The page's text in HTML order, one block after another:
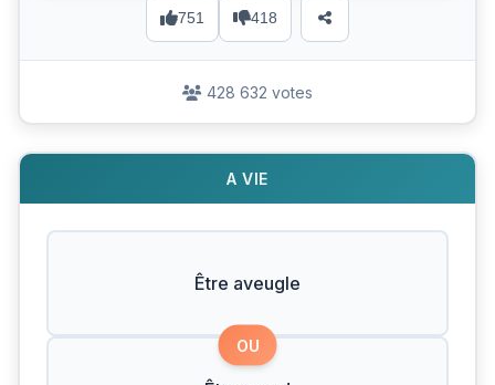
751 418
428 632 votes
A VIE
Être aveugle
OU